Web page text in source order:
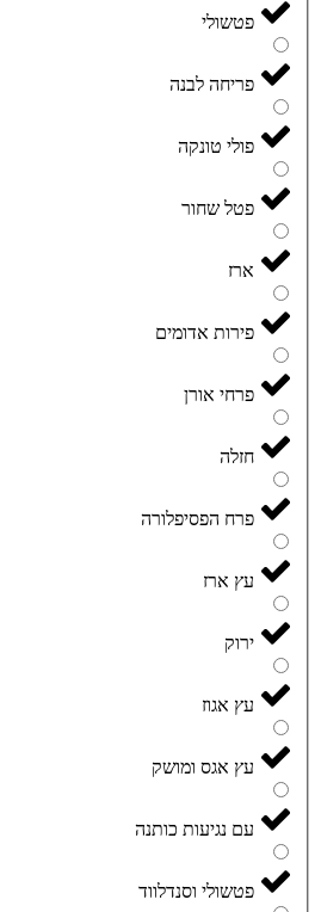
פטשולי
פריחה לבנה
פולי טונקה
פטל שחור
ארז
פירות אדומים
פרחי אורן
חזלה
פרח הפסיפלורה
עץ ארז
ירוק
עץ אגוז
עץ אגס ומושק
עם נגיעות כותנה
פטשולי וסנדלווד